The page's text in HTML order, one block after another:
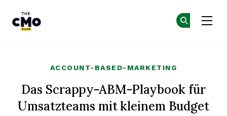
ACCOUNT-BASED-MARKETING
Das Scrappy-ABM-Playbook für
Umsatzteams mit kleinem Budget